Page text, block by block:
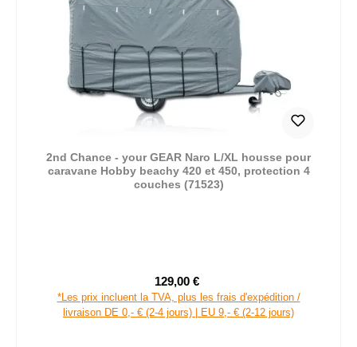
2nd Chance - your GEAR Naro L/XL housse pour
caravane Hobby beachy 420 et 450, protection 4
couches (71523)
Prix de vente :
129,00 €
*Les prix incluent la TVA, plus les frais d'expédition /
livraison DE 0,- € (2-4 jours) | EU 9,- € (2-12 jours)